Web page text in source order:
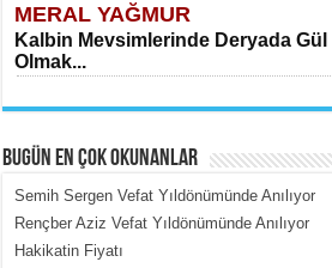
MERAL YAĞMUR
Kalbin Mevsimlerinde Deryada Gül
Olmak...
MEHMET ÇOBAN
BUGÜN EN ÇOK OKUNANLAR
Semih Sergen Vefat Yıldönümünde Anılıyor
Rençber Aziz Vefat Yıldönümünde Anılıyor
Hakikatin Fiyatı